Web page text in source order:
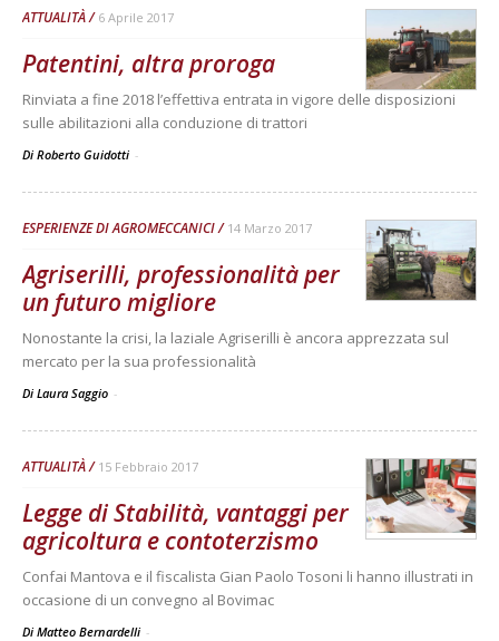
ATTUALITÀ 6 Aprile 2017
Patentini, altra proroga
Rinviata a fine 2018 l’effettiva entrata in vigore delle disposizioni
sulle abilitazioni alla conduzione di trattori
Di Roberto Guidotti -
ESPERIENZE DI AGROMECCANICI 14 Marzo 2017
Agriserilli, professionalità per
un futuro migliore
Nonostante la crisi, la laziale Agriserilli è ancora apprezzata sul
mercato per la sua professionalità
Di Laura Saggio -
ATTUALITÀ 15 Febbraio 2017
Legge di Stabilità, vantaggi per
agricoltura e contoterzismo
Confai Mantova e il fiscalista Gian Paolo Tosoni li hanno illustrati in
occasione di un convegno al Bovimac
Di Matteo Bernardelli -